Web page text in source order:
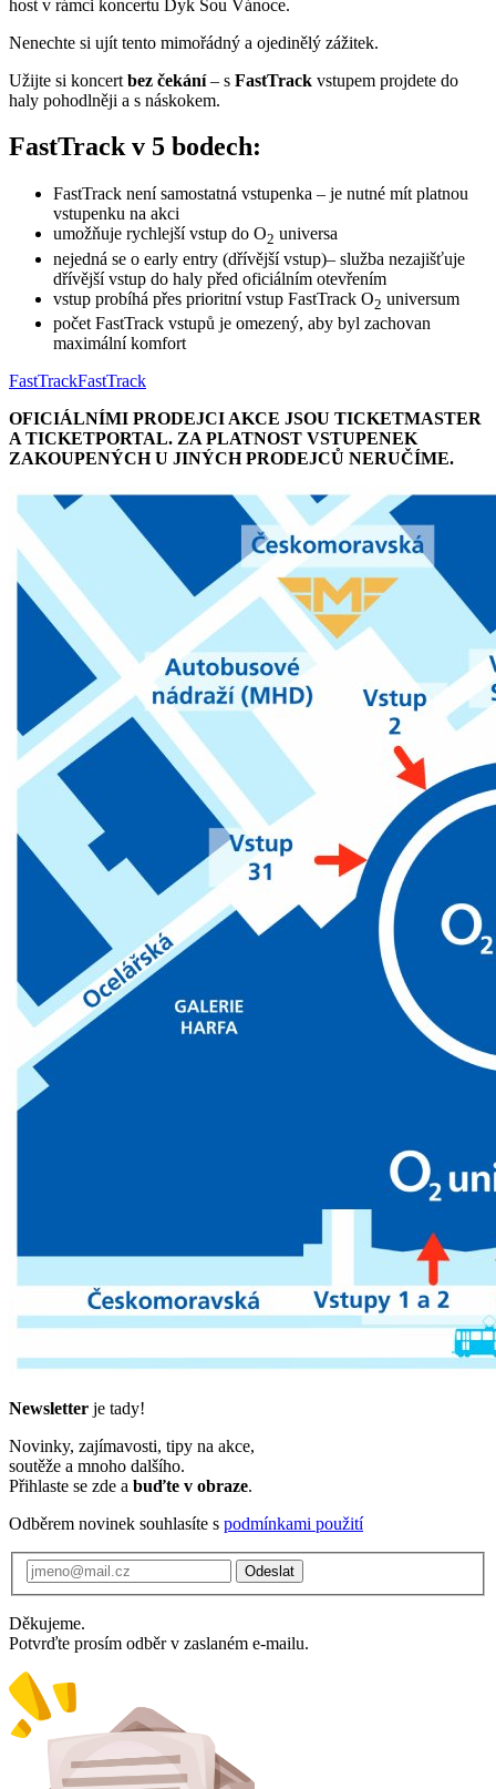
host v rámci koncertu Dyk Sou Vánoce.
Nenechte si ujít tento mimořádný a ojedinělý zážitek.
Užijte si koncert bez čekání– s FastTrack vstupem projdete do
haly pohodlněji a s náskokem.
FastTrack v 5 bodech:
FastTrack není samostatná vstupenka – je nutné mít platnou
vstupenku na akci
umožňuje rychlejší vstup do O2 universa
nejedná se o early entry (dřívější vstup)– služba nezajišťuje
dřívější vstup do haly před oficiálním otevřením
vstup probíhá přes prioritní vstup FastTrack O2 universum
počet FastTrack vstupů je omezený, aby byl zachovan
maximální komfort
FastTrackFastTrack
OFICIÁLNÍMI PRODEJCI AKCE JSOU TICKETMASTER
A TICKETPORTAL. ZA PLATNOST VSTUPENEK
ZAKOUPENÝCH U JINÝCH PRODEJCŮ NERUČÍME.
Newsletter je tady!
Novinky, zajímavosti, tipy na akce,
soutěže a mnoho dalšího.
Přihlaste se zde a buďte v obraze.
Odběrem novinek souhlasíte s podmínkami použití
Odeslat
Děkujeme.
Potvrďte prosím odběr v zaslaném e-mailu.